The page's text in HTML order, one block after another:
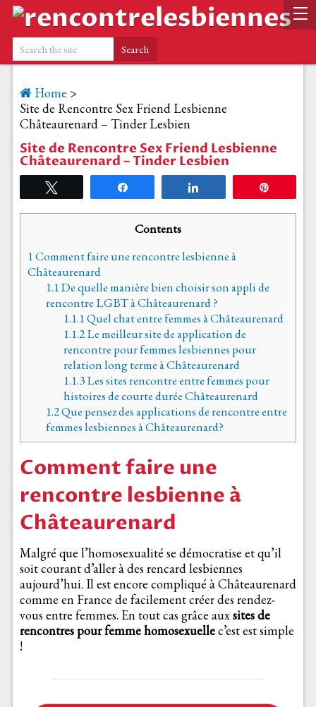
Home >
Site de Rencontre Sex Friend Lesbienne
Châteaurenard – Tinder Lesbien
Site de Rencontre Sex Friend Lesbienne
Châteaurenard – Tinder Lesbien
Contents
1Comment faire une rencontre lesbienne à
Châteaurenard
1.1De quelle manière bien choisir son appli de
rencontre LGBT à Châteaurenard ?
1.1.1Quel chat entre femmes à Châteaurenard
1.1.2Le meilleur site de application de
rencontre pour femmes lesbiennes pour
relation long terme à Châteaurenard
1.1.3Les sites rencontre entre femmes pour
histoires de courte durée Châteaurenard
1.2Que pensez des applications de rencontre entre
femmes lesbiennes à Châteaurenard?
Comment faire une
rencontre lesbienne à
Châteaurenard
Malgré que l’homosexualité se démocratise et qu’il
soit courant d’aller à des rencard lesbiennes
aujourd’hui. Il est encore compliqué à Châteaurenard
comme en France de facilement créer des rendez-
vous entre femmes. En tout cas grâce auxsites de
rencontres pour femme homosexuellec’est est simple
!